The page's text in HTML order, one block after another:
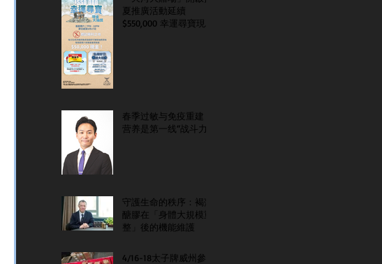
夏推廣活動延續
$550,000 幸運尋寶現金
春季过敏与免疫重建：
营养是第一线“战斗力”
守護生命的秩序：褐藻
醣膠在「身體大規模重
整」後的機能維護
4/16-18太子牌威州參